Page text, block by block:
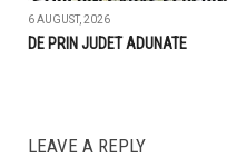
6 AUGUST, 2026
DE PRIN JUDET ADUNATE
LEAVE A REPLY